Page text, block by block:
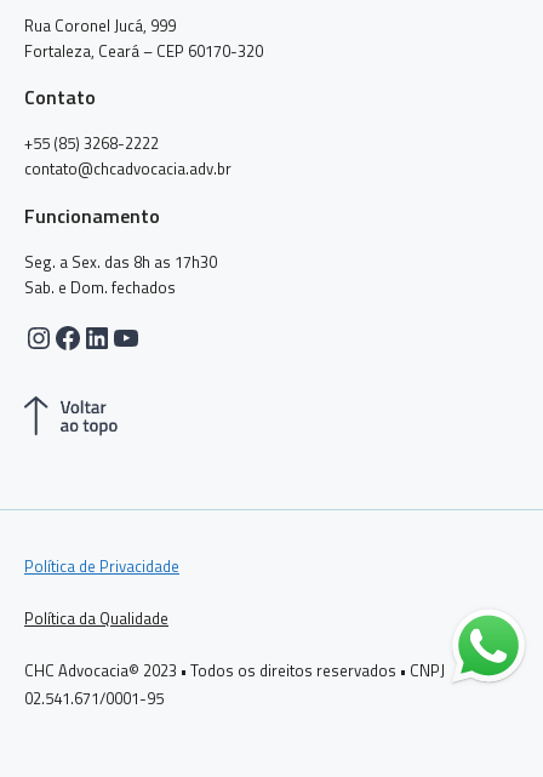
Rua Coronel Jucá, 999
Fortaleza, Ceará – CEP 60170-320
Contato
+55 (85) 3268-2222
contato@chcadvocacia.adv.br
Funcionamento
Seg. a Sex. das 8h as 17h30
Sab. e Dom. fechados
Instagram
Facebook
LinkedIn
Youtube
Política de Privacidade
Política da Qualidade
CHC Advocacia© 2023 • Todos os direitos reservados • CNPJ
02.541.671/0001-95